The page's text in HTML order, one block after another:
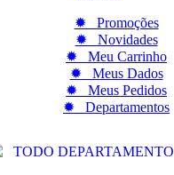
✹ Promoções
✹ Novidades
✹ Meu Carrinho
✹ Meus Dados
✹ Meus Pedidos
✹ Departamentos
TODO DEPARTAMENTO